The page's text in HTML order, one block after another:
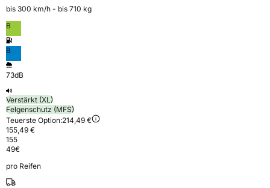
bis 300 km⁠/⁠h - bis 710 kg
B
B
73dB
Verstärkt (XL)
Felgenschutz (MFS)
Teuerste Option:214,49 €
155,49 €
155
49€
pro Reifen